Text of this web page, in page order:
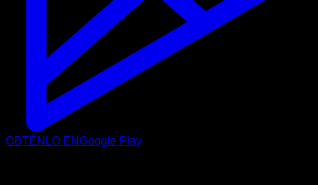
OBTÉNLO ENGoogle Play